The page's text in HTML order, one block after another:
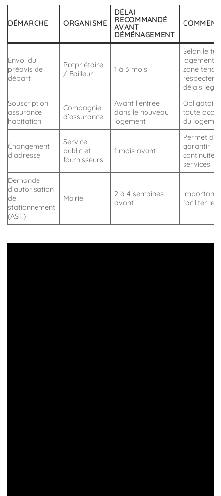
DÉMARCHE ORGANISME
DÉLAI
RECOMMANDÉ
AVANT
DÉMÉNAGEMENT
Envoi du
préavis de
départ
Propriétaire
/ Bailleur
1 à 3 mois
Selon le
logement
zone
respecter
délais
Souscription
assurance
habitation
Compagnie
d’assurance
Avant l’entrée
dans le nouveau
logement
toute
du
Changement
d’adresse
Service
public et
fournisseurs
1 mois avant
Permet de
garantir
continuité
services
Demande
d’autorisation
de
stationnement
(AST)
Mairie
2 à 4 semaines
avant
Important
faciliter le